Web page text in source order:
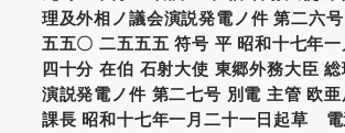
理及外相ノ議会演説発電ノ件 第二六
五五〇 二五五五 符号 平 昭和十七年
四十分 在伯 石射大使 東郷外務大臣
演説発電ノ件 第二七号 別電 主管 欧
課長 昭和十七年一月二十一日起草 電